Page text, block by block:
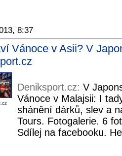
8:37
Vánoce v Asii? V
Deniksport.cz: V
Vánoce v Malajsii: I
shánění dárků, slev a
Tours. Fotogalerie. 6
Sdílej na facebooku.